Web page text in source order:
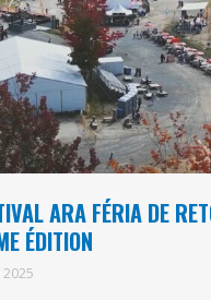
ARA FÉRIA DE
ÉDITION